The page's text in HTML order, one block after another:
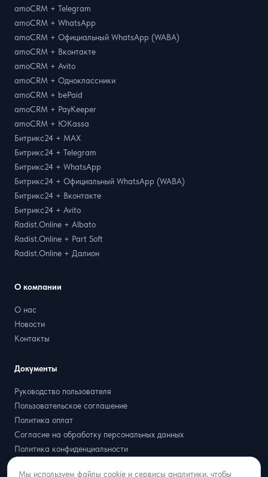
amoCRM + Telegram
amoCRM + WhatsApp
amoCRM + Официальный WhatsApp (WABA)
amoCRM + Вконтакте
amoCRM + Avito
amoCRM + Одноклассники
amoCRM + bePaid
amoCRM + PayKeeper
amoCRM + ЮKassa
Битрикс24 + MAX
Битрикс24 + Telegram
Битрикс24 + WhatsApp
Битрикс24 + Официальный WhatsApp (WABA)
Битрикс24 + Вконтакте
Битрикс24 + Avito
Radist.Online + Albato
Radist.Online + Part Soft
Radist.Online + Далион
О компании
О нас
Новости
Контакты
Документы
Руководство пользователя
Пользовательское соглашение
Политика оплат
Согласие на обработку персональных данных
Политика конфиденциальности
Мы используем файлы cookie и сервисы аналитики, чтобы